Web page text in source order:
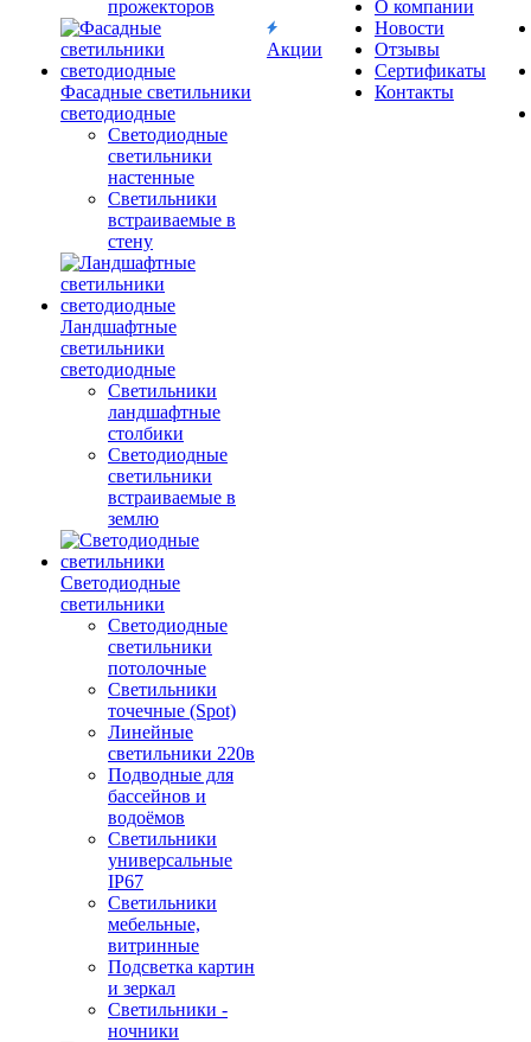
прожекторов
Фасадные светильники
светодиодные
Светодиодные
светильники
настенные
Светильники
встраиваемые в
стену
Ландшафтные
светильники
светодиодные
Светильники
ландшафтные
столбики
Светодиодные
светильники
встраиваемые в
землю
Светодиодные
светильники
Светодиодные
светильники
потолочные
Светильники
точечные (Spot)
Линейные
светильники 220в
Подводные для
бассейнов и
водоёмов
Светильники
универсальные
IP67
Светильники
мебельные,
витринные
Подсветка картин
и зеркал
Светильники -
ночники
Акции
О компании
Новости
Отзывы
Сертификаты
Контакты